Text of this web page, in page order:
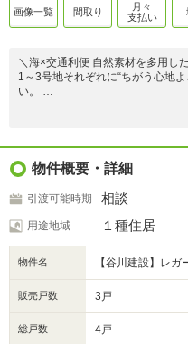
画像一覧 間取り
月々
支払い
＼海×交通利便 自然素材を多用し
1～3号地それぞれに“ちがう心地
い。
■ アクセス
・JR鹿児島本線「福間駅」徒歩
駅まで平坦で、毎日の通勤・通学
■ 教育施設
・虹の森保育園 徒歩3分
・福間小学校 徒歩7分
・福間中学校 徒歩12分
塾や英会話教室など、学びの選
■ 周辺環境
・ゆめタウン
自然と利便性、どちらも身近に。
ます。
物件概要・詳細
引渡可能時期 相談
用途地域 １種住居
物件名 【谷川建設】レガ
販売戸数 3戸
総戸数 4戸